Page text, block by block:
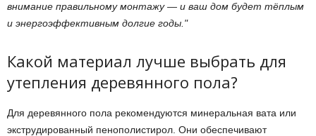
внимание правильному монтажу — и ваш дом будет тёплым
и энергоэффективным долгие годы.
Какой материал лучше выбрать для
утепления деревянного пола?
Для деревянного пола рекомендуются минеральная вата или
экструдированный пенополистирол. Они обеспечивают